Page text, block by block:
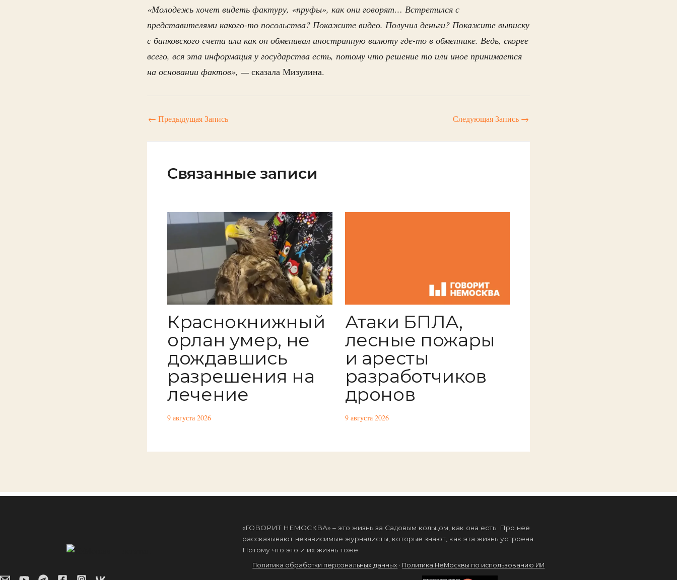
«Молодежь хочет видеть фактуру, «пруфы», как они говорят… Встретился с
представителями какого-то посольства? Покажите видео. Получил деньги? Покажите выписку
с банковского счета или как он обменивал иностранную валюту где-то в обменнике. Ведь, скорее
всего, вся эта информация у государства есть, потому что решение то или иное принимается
на основании фактов», — сказала Мизулина.
← Предыдущая Запись Следующая Запись →
Связанные записи
Краснокнижный
орлан умер, не
дождавшись
разрешения на
лечение
9 августа 2026
Атаки БПЛА,
лесные пожары
и аресты
разработчиков
дронов
9 августа 2026
«ГОВОРИТ НЕМОСКВА» – это жизнь за Садовым кольцом, как она есть. Про нее
рассказывают независимые журналисты, которые знают, как эта жизнь устроена.
Потому что это и их жизнь тоже.
Политика обработки персональных данных · Политика НеМосквы по использованию ИИ